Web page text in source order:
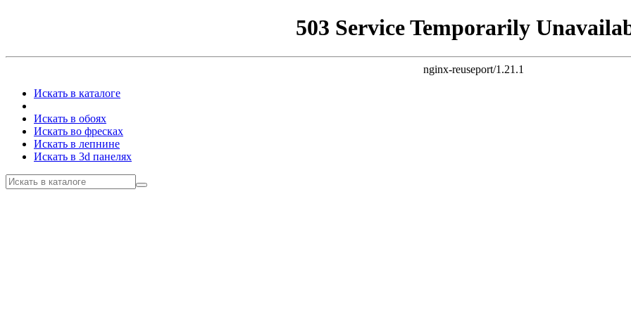
503 Service Temporarily
nginx-reuseport/1.21.1
Искать в каталоге
Искать в обоях
Искать во фресках
Искать в лепнине
Искать в 3d панелях